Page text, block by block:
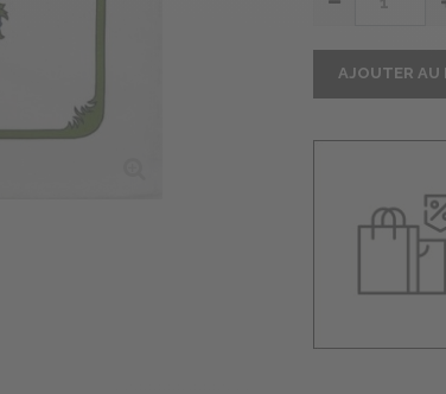
AJOUTER AU